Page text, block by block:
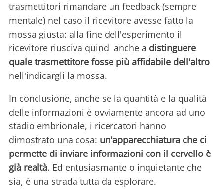
trasmettitori rimandare un feedback (sempre
mentale) nel caso il ricevitore avesse fatto la
mossa giusta: alla fine dell'esperimento il
ricevitore riusciva quindi anche a distinguere
quale trasmettitore fosse più affidabile dell'altro
nell'indicargli la mossa.
In conclusione, anche se la quantità e la qualità
delle informazioni è ovviamente ancora ad uno
stadio embrionale, i ricercatori hanno
dimostrato una cosa: un'apparecchiatura che ci
permette di inviare informazioni con il cervello è
già realtà. Ed entusiasmante o inquietante che
sia, è una strada tutta da esplorare.